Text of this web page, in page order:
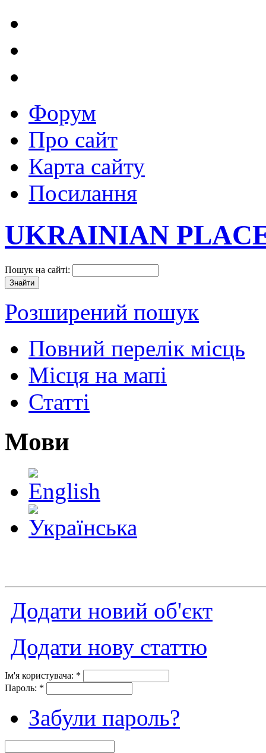
Форум
Про сайт
Карта сайту
Посилання
UKRAINIAN
Пошук на сайті:
Розширений пошук
Повний перелік місць
Місця на мапі
Статті
Мови
Додати новий об'єкт
Додати нову статтю
Ім'я користувача: *
Пароль: *
Забули пароль?